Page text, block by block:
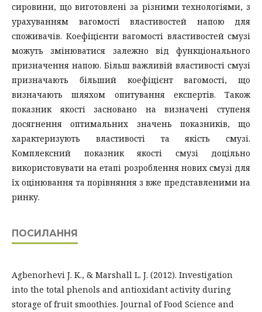
сировини, що виготовлені за різними технологіями, з
урахуванням вагомості властивостей напою для
споживачів. Коефіцієнти вагомості властивостей смузі
можуть змінюватися залежно від функціонального
призначення напою. Більш важливій властивості смузі
призначають більший коефіцієнт вагомості, що
визначають шляхом опитування експертів. Також
показник якості засновано на визначені ступеня
досягнення оптимальних значень показників, що
характеризують властивості та якість смузі.
Комплексний показник якості смузі доцільно
використовувати на етапі розроблення нових смузі для
їх оцінювання та порівняння з вже представленими на
ринку.
ПОСИЛАННЯ
Agbenorhevi J. K., & Marshall L. J. (2012). Investigation
into the total phenols and antioxidant activity during
storage of fruit smoothies. Journal of Food Science and